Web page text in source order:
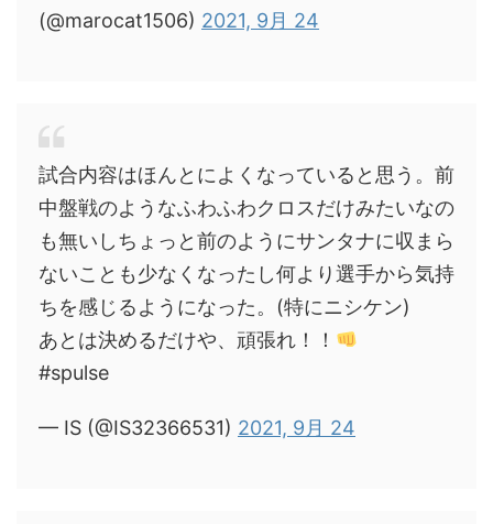
(@marocat1506) 2021, 9月 24
試合内容はほんとによくなっていると思う。前
中盤戦のようなふわふわクロスだけみたいなの
も無いしちょっと前のようにサンタナに収まら
ないことも少なくなったし何より選手から気持
ちを感じるようになった。(特にニシケン)
あとは決めるだけや、頑張れ！！
#spulse
— IS (@IS32366531) 2021, 9月 24